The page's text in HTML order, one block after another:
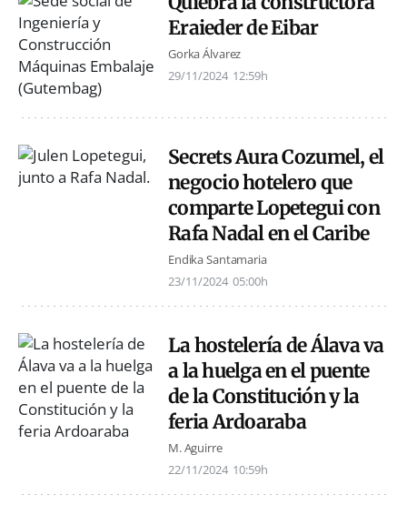
Eraieder de Eibar
Gorka Álvarez
29/11/2024 12:59h
Secrets Aura Cozumel, el
negocio hotelero que
comparte Lopetegui con
Rafa Nadal en el Caribe
Endika Santamaria
23/11/2024 05:00h
La hostelería de Álava va
a la huelga en el puente
de la Constitución y la
feria Ardoaraba
M. Aguirre
22/11/2024 10:59h